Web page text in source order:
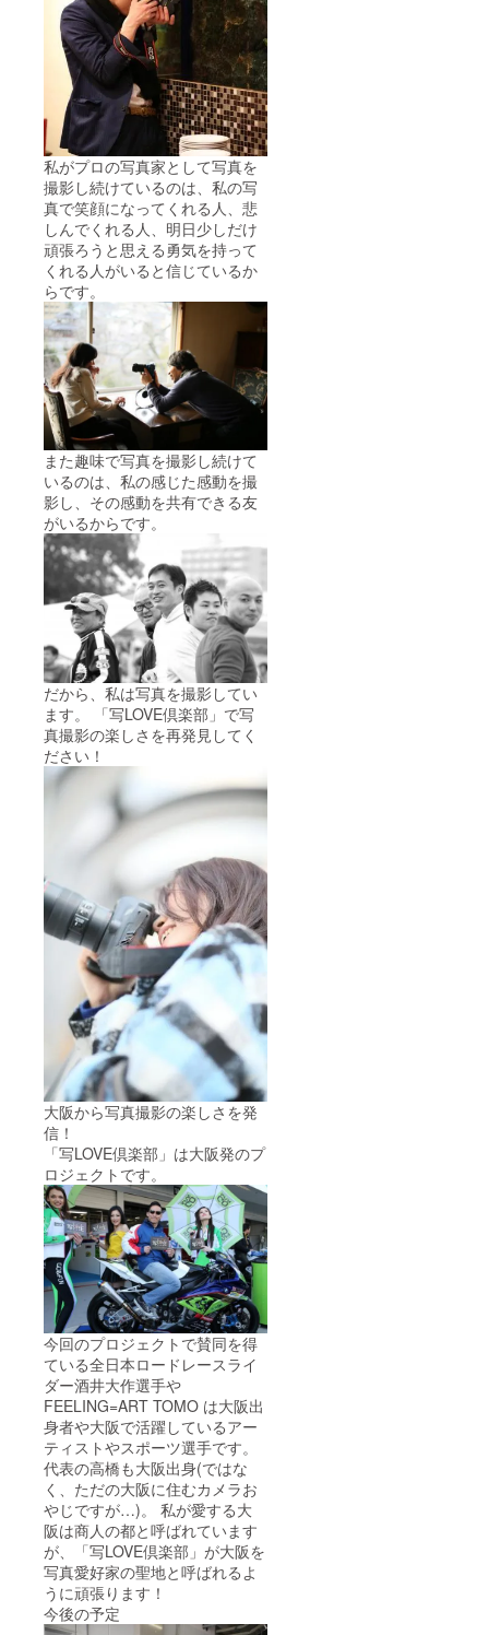
私がプロの写真家として写真を
撮影し続けているのは、私の写
真で笑顔になってくれる人、悲
しんでくれる人、明日少しだけ
頑張ろうと思える勇気を持って
くれる人がいると信じているか
らです。
また趣味で写真を撮影し続けて
いるのは、私の感じた感動を撮
影し、その感動を共有できる友
がいるからです。
だから、私は写真を撮影してい
ます。 「写LOVE倶楽部」で写
真撮影の楽しさを再発見してく
ださい！
大阪から写真撮影の楽しさを発
信！
「写LOVE倶楽部」は大阪発のプ
ロジェクトです。
今回のプロジェクトで賛同を得
ている全日本ロードレースライ
ダー酒井大作選手や
FEELING=ART TOMO は大阪出
身者や大阪で活躍しているアー
ティストやスポーツ選手です。
代表の高橋も大阪出身(ではな
く、ただの大阪に住むカメラお
やじですが…)。 私が愛する大
阪は商人の都と呼ばれています
が、「写LOVE倶楽部」が大阪を
写真愛好家の聖地と呼ばれるよ
うに頑張ります！
今後の予定